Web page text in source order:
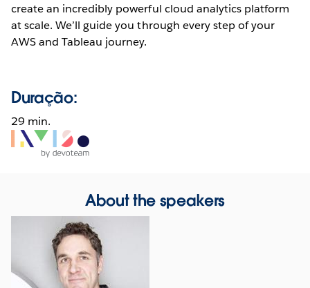
create an incredibly powerful cloud analytics platform
at scale. We’ll guide you through every step of your
AWS and Tableau journey.
Duração:
29 min.
Opens
About the speakers